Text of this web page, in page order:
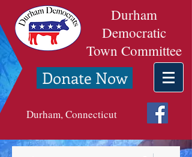
Durham
Democratic
Town Committee
Donate Now
Durham, Connecticut